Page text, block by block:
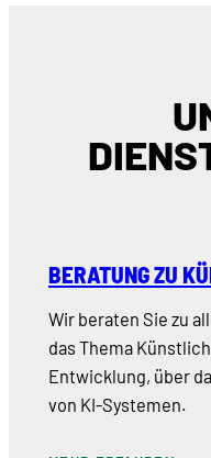
BERATUNG ZU
Wir beraten Sie zu
das Thema
Entwicklung, über
von KI-Systemen.